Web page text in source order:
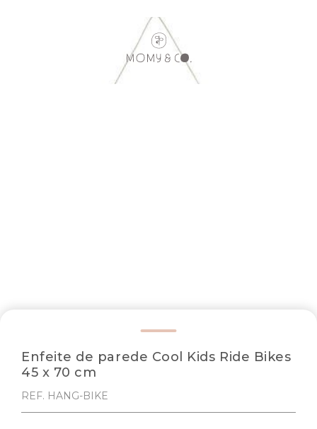
Enfeite de parede Cool Kids Ride Bikes
45 x 70 cm
REF. HANG-BIKE